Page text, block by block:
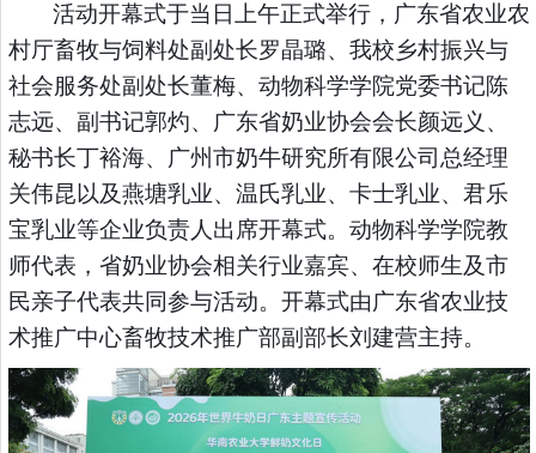
活动开幕式于当日上午正式举行，广东省农业农
村厅畜牧与饲料处副处长罗晶璐、我校乡村振兴与
社会服务处副处长董梅、动物科学学院党委书记陈
志远、副书记郭灼、广东省奶业协会会长颜远义、
秘书长丁裕海、广州市奶牛研究所有限公司总经理
关伟昆以及燕塘乳业、温氏乳业、卡士乳业、君乐
宝乳业等企业负责人出席开幕式。动物科学学院教
师代表，省奶业协会相关行业嘉宾、在校师生及市
民亲子代表共同参与活动。开幕式由广东省农业技
术推广中心畜牧技术推广部副部长刘建营主持。